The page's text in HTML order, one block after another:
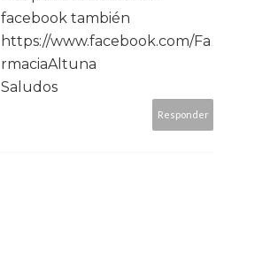
facebook también
https://www.facebook.com/Fa
rmaciaAltuna
Saludos
Responder